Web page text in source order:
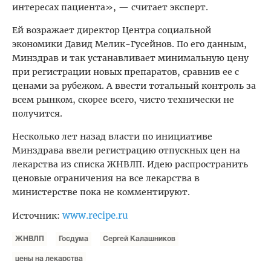
интересах пациента», — считает эксперт.
Ей возражает директор Центра социальной
экономики Давид Мелик-Гусейнов. По его данным,
Минздрав и так устанавливает минимальную цену
при регистрации новых препаратов, сравнив ее с
ценами за рубежом. А ввести тотальный контроль за
всем рынком, скорее всего, чисто технически не
получится.
Несколько лет назад власти по инициативе
Минздрава ввели регистрацию отпускных цен на
лекарства из списка ЖНВЛП. Идею распространить
ценовые ограничения на все лекарства в
министерстве пока не комментируют.
Источник: www.recipe.ru
ЖНВЛП Госдума Сергей Калашников
цены на лекарства